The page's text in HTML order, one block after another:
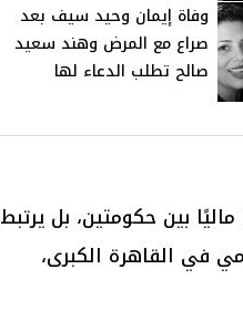
وفاة إيمان وحيد سيف بعد
صراع مع المرض وهند سعيد
صالح تطلب الدعاء لها
بين حكومتين، بل يرتبط
في القاهرة الكبرى،